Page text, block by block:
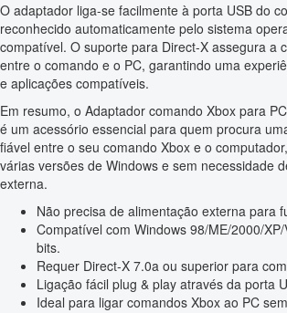
O adaptador liga-se facilmente à porta USB do
reconhecido automaticamente pelo sistema
compatível. O suporte para Direct-X assegura a
entre o comando e o PC, garantindo uma
e aplicações compatíveis.
Em resumo, o Adaptador comando Xbox para
é um acessório essencial para quem procura
fiável entre o seu comando Xbox e o
várias versões de Windows e sem necessidade
externa.
Não precisa de alimentação externa para
Compatível com Windows 98/ME/2000/
bits.
Requer Direct-X 7.0a ou superior para
Ligação fácil plug & play através da porta
Ideal para ligar comandos Xbox ao PC